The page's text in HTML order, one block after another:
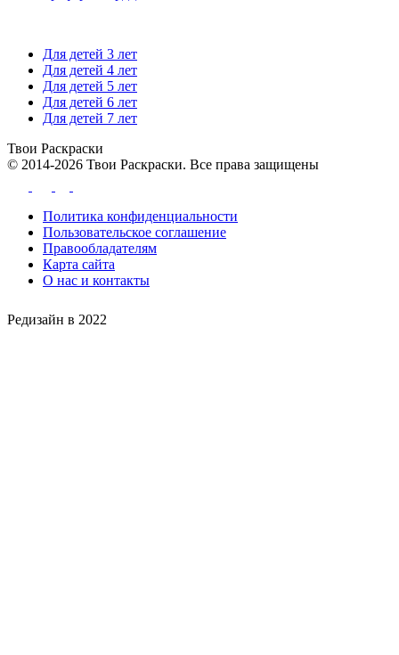
Для детей 3 лет
Для детей 4 лет
Для детей 5 лет
Для детей 6 лет
Для детей 7 лет
Твои Раскраски
© 2014-2026 Твои Раскраски. Все права защищены
Политика конфиденциальности
Пользовательское соглашение
Правообладателям
Карта сайта
О нас и контакты
Редизайн в 2022